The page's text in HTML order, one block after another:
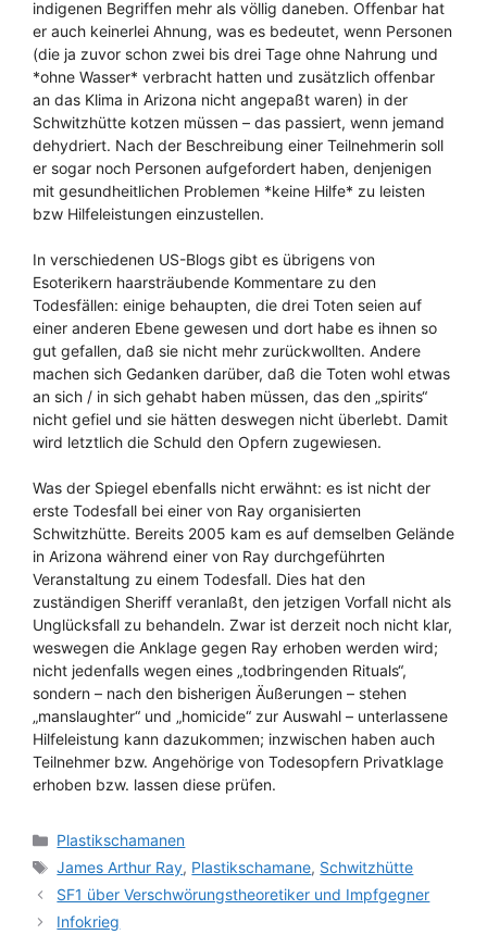
indigenen Begriffen mehr als völlig daneben. Offenbar hat
er auch keinerlei Ahnung, was es bedeutet, wenn Personen
(die ja zuvor schon zwei bis drei Tage ohne Nahrung und
*ohne Wasser* verbracht hatten und zusätzlich offenbar
an das Klima in Arizona nicht angepaßt waren) in der
Schwitzhütte kotzen müssen – das passiert, wenn jemand
dehydriert. Nach der Beschreibung einer Teilnehmerin soll
er sogar noch Personen aufgefordert haben, denjenigen
mit gesundheitlichen Problemen *keine Hilfe* zu leisten
bzw Hilfeleistungen einzustellen.
In verschiedenen US-Blogs gibt es übrigens von
Esoterikern haarsträubende Kommentare zu den
Todesfällen: einige behaupten, die drei Toten seien auf
einer anderen Ebene gewesen und dort habe es ihnen so
gut gefallen, daß sie nicht mehr zurückwollten. Andere
machen sich Gedanken darüber, daß die Toten wohl etwas
an sich / in sich gehabt haben müssen, das den „spirits“
nicht gefiel und sie hätten deswegen nicht überlebt. Damit
wird letztlich die Schuld den Opfern zugewiesen.
Was der Spiegel ebenfalls nicht erwähnt: es ist nicht der
erste Todesfall bei einer von Ray organisierten
Schwitzhütte. Bereits 2005 kam es auf demselben Gelände
in Arizona während einer von Ray durchgeführten
Veranstaltung zu einem Todesfall. Dies hat den
zuständigen Sheriff veranlaßt, den jetzigen Vorfall nicht als
Unglücksfall zu behandeln. Zwar ist derzeit noch nicht klar,
weswegen die Anklage gegen Ray erhoben werden wird;
nicht jedenfalls wegen eines „todbringenden Rituals“,
sondern – nach den bisherigen Äußerungen – stehen
„manslaughter“ und „homicide“ zur Auswahl – unterlassene
Hilfeleistung kann dazukommen; inzwischen haben auch
Teilnehmer bzw. Angehörige von Todesopfern Privatklage
erhoben bzw. lassen diese prüfen.
Kategorien
Plastikschamanen
Schlagwörter
James Arthur Ray, Plastikschamane, Schwitzhütte
SF1 über Verschwörungstheoretiker und Impfgegner
Infokrieg